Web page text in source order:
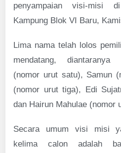
penyampaian visi-misi
Kampung Blok VI Baru,
Lima nama telah lolos
mendatang, diantaranya
(nomor urut satu), Samun
(nomor urut tiga), Edi
dan Hairun Mahulae (nomor
Secara umum visi misi
kelima calon adalah